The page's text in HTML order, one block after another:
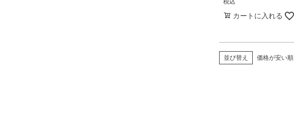
カートに入れる
並び替え 価格が安い順